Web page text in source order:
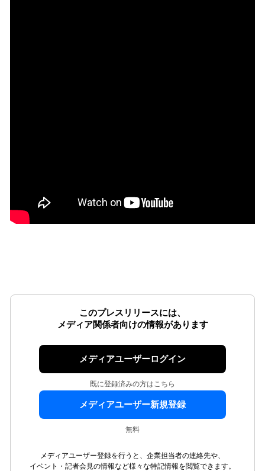
このプレスリリースには、
メディア関係者向けの情報があります
メディアユーザーログイン
既に登録済みの方はこちら
メディアユーザー新規登録
無料
メディアユーザー登録を行うと、企業担当者の連絡先や、
イベント・記者会見の情報など様々な特記情報を閲覧できます。